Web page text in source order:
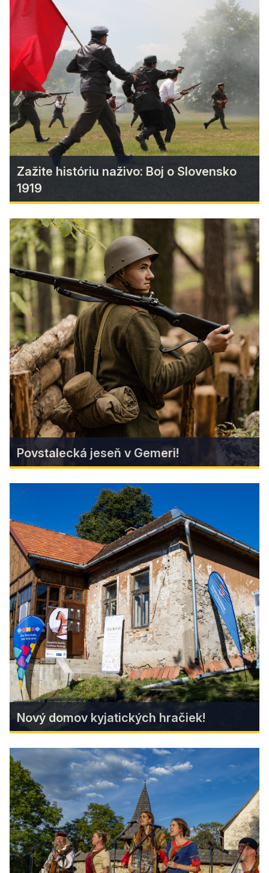
Gotické kostoly otvorené počas
celého leta
Gotická cesta nadväzuje na minuloročný úspech
pravidelných otváracích hodín pre verejnosť.
Find more
Zažite históriu naživo: Boj o Slovensko
1919
Zažite históriu naživo: Boj o
Slovensko 1919
Prežite chvíle roku 1919, pre mnohých neznámy
konflikt, ktorý tvrdo zasiahol aj do života
obyvateľov v regióne Gemer.
Find more
Povstalecká jeseň v Gemeri!
Povstalecká jeseň v Gemeri!
Vydajte sa s nami po stopách Slovenského
národného povstania v Gemeri a Malohonte!
Find more
Nový domov kyjatických hračiek!
Nový domov kyjatických hračiek!
Tradičné kyjatické hračky budú mať vlastný
prezentačný priestor